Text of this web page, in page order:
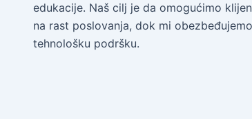
edukacije. Naš cilj je da omogućimo
na rast poslovanja, dok mi
tehnološku podršku.